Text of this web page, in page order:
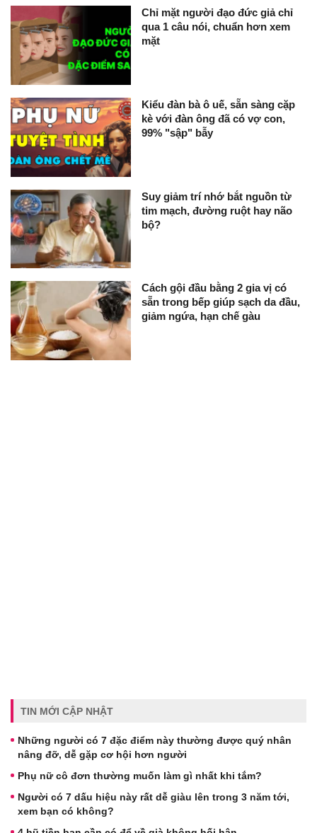
Chỉ mặt người đạo đức giả chỉ
qua 1 câu nói, chuẩn hơn xem
mặt
Kiểu đàn bà ô uế, sẵn sàng cặp
kè với đàn ông đã có vợ con,
99% "sập" bẫy
Suy giảm trí nhớ bắt nguồn từ
tim mạch, đường ruột hay não
bộ?
Cách gội đầu bằng 2 gia vị có
sẵn trong bếp giúp sạch da đầu,
giảm ngứa, hạn chế gàu
TIN MỚI CẬP NHẬT
Những người có 7 đặc điểm này thường được quý nhân
nâng đỡ, dễ gặp cơ hội hơn người
Phụ nữ cô đơn thường muốn làm gì nhất khi tắm?
Người có 7 dấu hiệu này rất dễ giàu lên trong 3 năm tới,
xem bạn có không?